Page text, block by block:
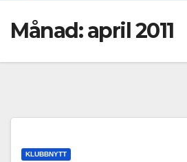
Månad:april 2011
KLUBBNYTT